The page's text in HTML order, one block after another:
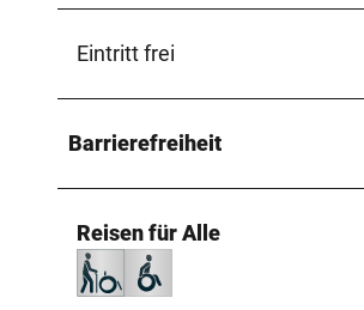
Eintritt frei
Barrierefreiheit
Reisen für Alle